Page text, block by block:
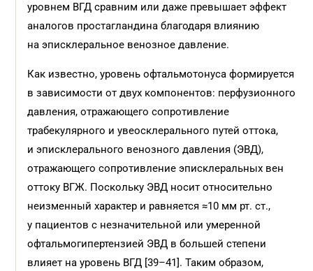
уровнем ВГД сравним или даже превышает эффект
аналогов простагландина благодаря влиянию
на эписклеральное венозное давление.
Как известно, уровень офтальмотонуса формируется
в зависимости от двух компонентов: перфузионного
давления, отражающего сопротивление
трабекулярного и увеосклерального путей оттока,
и эписклерального венозного давления (ЭВД),
отражающего сопротивление эписклеральных вен
оттоку ВГЖ. Поскольку ЭВД носит относительно
неизменный характер и равняется ≈10 мм рт. ст.,
у пациентов с незначительной или умеренной
офтальмогипертензией ЭВД в большей степени
влияет на уровень ВГД [39–41]. Таким образом,